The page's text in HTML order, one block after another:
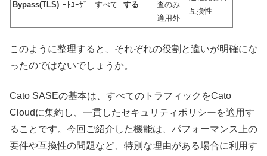
Bypass(TLS) ｰﾄﾕｰｻﾞ
ｰ
すべて する
査のみ
適用外
互換性
このように整理すると、それぞれの役割と違いが明確にな
ったのではないでしょうか。
Cato SASEの基本は、すべてのトラフィックをCato
Cloudに集約し、一貫したセキュリティポリシーを適用す
ることです。今回ご紹介した機能は、パフォーマンス上の
要件や互換性の問題など、特別な理由がある場合に利用す